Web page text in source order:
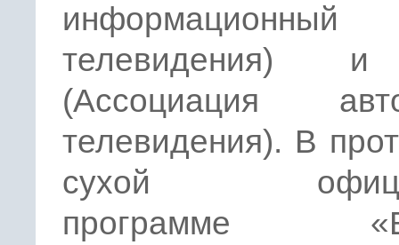
информационный
телевидения)
(Ассоциация
телевидения). В
сухой
программе